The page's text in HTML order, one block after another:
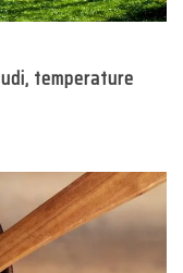
temperature